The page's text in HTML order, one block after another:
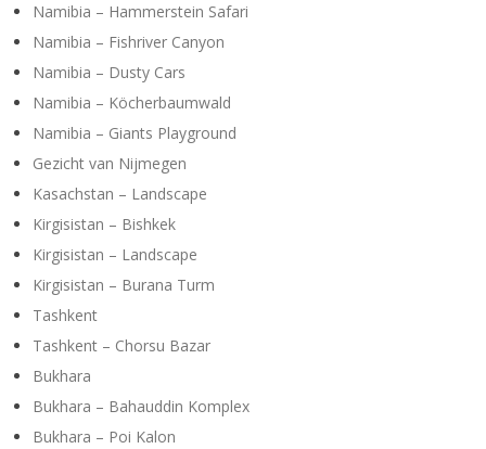
Namibia – Hammerstein Safari
Namibia – Fishriver Canyon
Namibia – Dusty Cars
Namibia – Köcherbaumwald
Namibia – Giants Playground
Gezicht van Nijmegen
Kasachstan – Landscape
Kirgisistan – Bishkek
Kirgisistan – Landscape
Kirgisistan – Burana Turm
Tashkent
Tashkent – Chorsu Bazar
Bukhara
Bukhara – Bahauddin Komplex
Bukhara – Poi Kalon